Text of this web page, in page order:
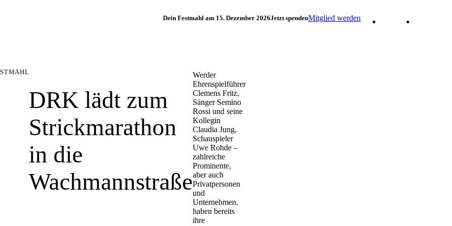
Dein Festmahl am 15. Dezember 2026Jetzt spendenMitglied werden
DRK lädt zum
Strickmarathon
in die
Wachmannstraße
Werder
Ehrenspielführer
Clemens Fritz,
Sänger Semino
Rossi und seine
Kollegin
Claudia Jung,
Schauspieler
Uwe Rohde –
zahlreiche
Prominente,
aber auch
Privatpersonen
und
Unternehmen,
haben bereits
ihre